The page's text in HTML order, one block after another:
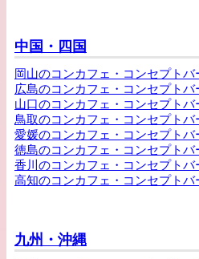
中国・四国
岡山のコンカフェ・コンセプトバ
広島のコンカフェ・コンセプトバ
山口のコンカフェ・コンセプトバ
鳥取のコンカフェ・コンセプトバ
愛媛のコンカフェ・コンセプトバ
徳島のコンカフェ・コンセプトバ
香川のコンカフェ・コンセプトバ
高知のコンカフェ・コンセプトバ
九州・沖縄